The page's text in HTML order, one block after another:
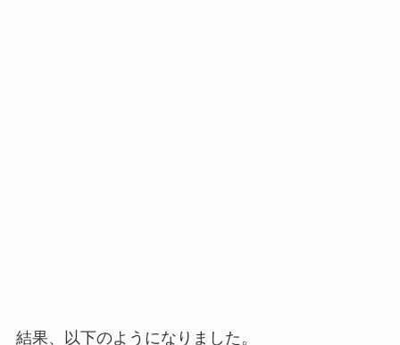
結果、以下のようになりました。